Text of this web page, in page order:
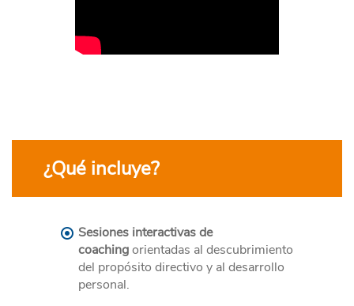
¿Qué incluye?
Sesiones interactivas de
coachingorientadas al descubrimiento
del propósito directivo y al desarrollo
personal.